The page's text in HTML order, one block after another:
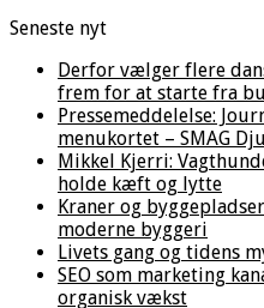
Seneste nyt
Derfor vælger flere
frem for at starte fra
Pressemeddelelse:
menukortet – SMAG
Mikkel Kjerri:
holde kæft og lytte
Kraner og
moderne byggeri
Livets gang og tidens
SEO som marketing
organisk vækst